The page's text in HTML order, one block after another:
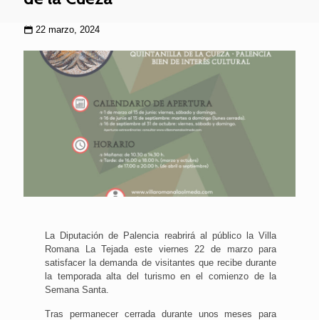
22 marzo, 2024
La Diputación de Palencia reabrirá al público la Villa
Romana La Tejada este viernes 22 de marzo para
satisfacer la demanda de visitantes que recibe durante
la temporada alta del turismo en el comienzo de la
Semana Santa.
Tras permanecer cerrada durante unos meses para